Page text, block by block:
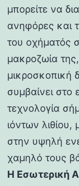
μπορείτε να
ανηφόρες και
του οχήματός
μακροζωία
μικροσκοπική
συμβαίνει στο
τεχνολογία
ιόντων λιθίου,
στην υψηλή
χαμηλό τους
Η Εσωτερική